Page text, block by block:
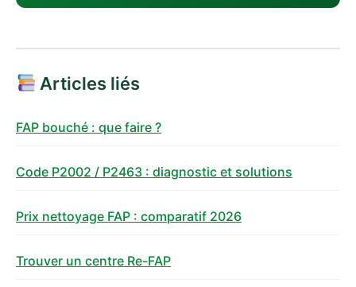
Articles liés
FAP bouché : que faire ?
Code P2002 / P2463 : diagnostic et solutions
Prix nettoyage FAP : comparatif 2026
Trouver un centre Re-FAP